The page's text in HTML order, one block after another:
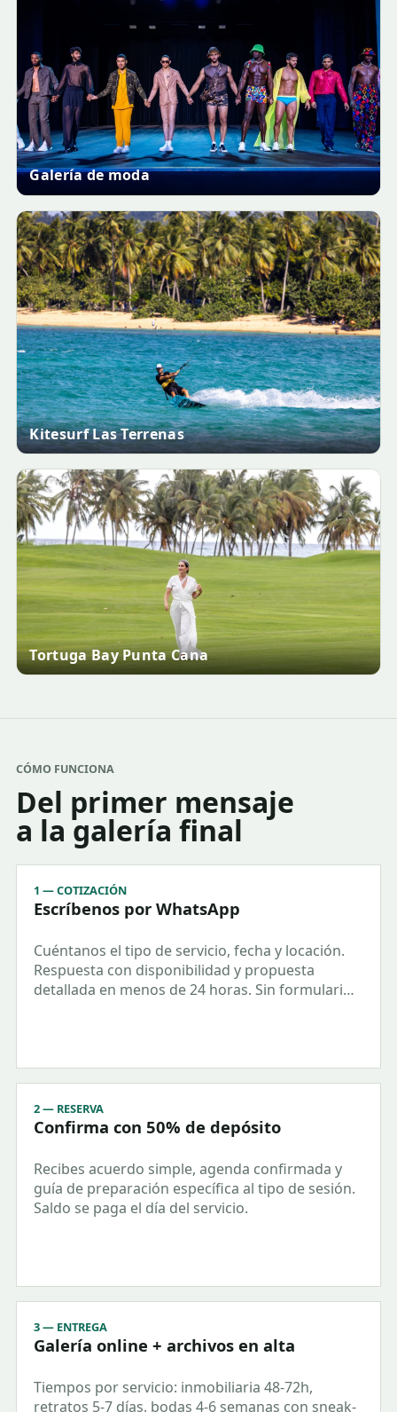
Galería de moda
Kitesurf Las Terrenas
Tortuga Bay Punta Cana
CÓMO FUNCIONA
Del primer mensaje
a la galería final
1 — COTIZACIÓN
Escríbenos por WhatsApp
Cuéntanos el tipo de servicio, fecha y locación.
Respuesta con disponibilidad y propuesta
detallada en menos de 24 horas. Sin formularios
2 — RESERVA
Confirma con 50% de depósito
Recibes acuerdo simple, agenda confirmada y
guía de preparación específica al tipo de sesión.
Saldo se paga el día del servicio.
3 — ENTREGA
Galería online + archivos en alta
Tiempos por servicio: inmobiliaria 48-72h,
retratos 5-7 días, bodas 4-6 semanas con sneak-